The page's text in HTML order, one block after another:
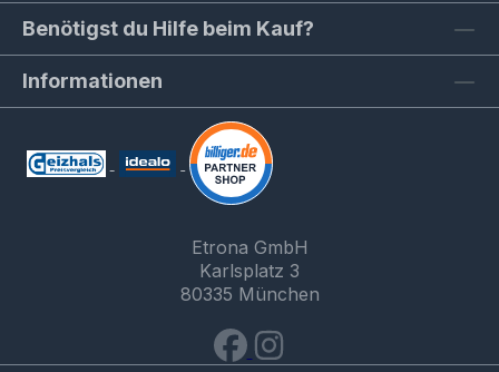
Benötigst du Hilfe beim Kauf?
Informationen
Etrona GmbH
Karlsplatz 3
80335 München